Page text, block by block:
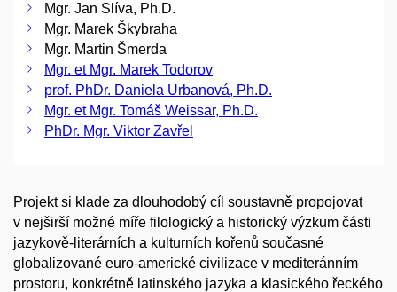
Mgr. Jan Slíva, Ph.D.
Mgr. Marek Škybraha
Mgr. Martin Šmerda
Mgr. et Mgr. Marek Todorov
prof. PhDr. Daniela Urbanová, Ph.D.
Mgr. et Mgr. Tomáš Weissar, Ph.D.
PhDr. Mgr. Viktor Zavřel
Projekt si klade za dlouhodobý cíl soustavně propojovat
v nejširší možné míře filologický a historický výzkum části
jazykově-literárních a kulturních kořenů současné
globalizované euro-americké civilizace v mediteránním
prostoru, konkrétně latinského jazyka a klasického řeckého